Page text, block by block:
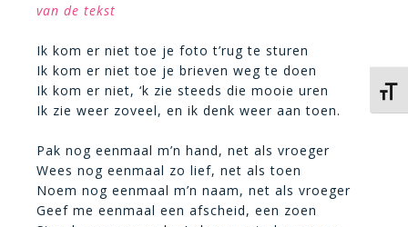
van de tekst
Ik kom er niet toe je foto t’rug te sturen
Ik kom er niet toe je brieven weg te doen
Ik kom er niet, ‘k zie steeds die mooie uren
Ik zie weer zoveel, en ik denk weer aan toen.
Pak nog eenmaal m’n hand, net als vroeger
Wees nog eenmaal zo lief, net als toen
Noem nog eenmaal m’n naam, net als vroeger
Geef me eenmaal een afscheid, een zoen